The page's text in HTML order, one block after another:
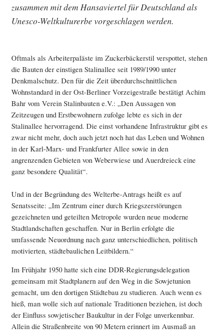
zusammen mit dem Hansaviertel für Deutschland als
Unesco-Weltkulturerbe vorgeschlagen werden.
Oftmals als Arbeiterpaläste im Zuckerbäckerstil verspottet, stehen
die Bauten der einstigen Stalinallee seit 1989/1990 unter
Denkmalschutz. Den für die Zeit überdurchschnittlichen
Wohnstandard in der Ost-Berliner Vorzeigestraße bestätigt Achim
Bahr vom Verein Stalinbauten e.V.: „Den Aussagen von
Zeitzeugen und Erstbewohnern zufolge lebte es sich in der
Stalinallee hervorragend. Die einst vorhandene Infrastruktur gibt es
zwar nicht mehr, doch auch jetzt noch hat das Leben und Wohnen
in der Karl-Marx- und Frankfurter Allee sowie in den
angrenzenden Gebieten von Weberwiese und Auerdreieck eine
ganz besondere Qualität“.
Und in der Begründung des Welterbe-Antrags heißt es auf
Senatsseite: „Im Zentrum einer durch Kriegszerstörungen
gezeichneten und geteilten Metropole wurden neue moderne
Stadtlandschaften geschaffen. Nur in Berlin erfolgte die
umfassende Neuordnung nach ganz unterschiedlichen, politisch
motivierten, städtebaulichen Leitbildern.“
Im Frühjahr 1950 hatte sich eine DDR-Regierungsdelegation
gemeinsam mit Stadtplanern auf den Weg in die Sowjetunion
gemacht, um den dortigen Städtebau zu studieren. Auch wenn es
hieß, man wolle sich auf nationale Traditionen beziehen, ist doch
der Einfluss sowjetischer Baukultur in der Folge unverkennbar.
Allein die Straßenbreite von 90 Metern erinnert im Ausmaß an